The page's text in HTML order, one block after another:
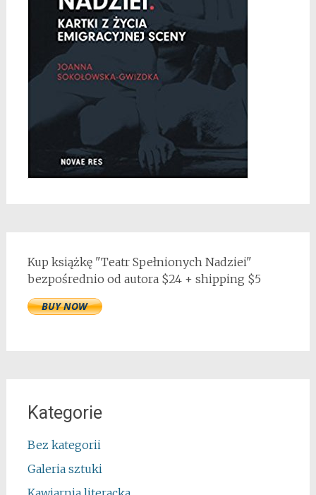
Kup książkę "Teatr Spełnionych Nadziei"
bezpośrednio od autora $24 + shipping $5
Kategorie
Bez kategorii
Galeria sztuki